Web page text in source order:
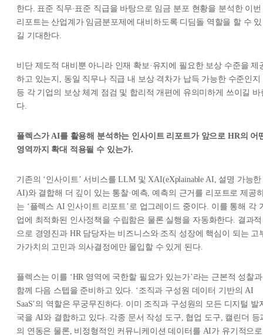
한다. 표준 직무·표준 직급을 바탕으로 임금 분포 현황을 분석한 이번
리포트는 산업계가 임금분포제에 대비하도록 디딤돌 역할을 할 수 있
길 기대한다.
비단 제도적 대비뿐 아니라 인재 확보·유지에 필요한 보상 수준을 제
하고 있는지, 동일 직무나 직급 내 보상 격차가 납득 가능한 수준인지
등 각 기업의 보상 체계 점검 및 합리적 개편에 유의미하게 쓰이길 바
다.
플렉스가 AI를 활용해 분석하는 인사이트 리포트가 앞으로 HR의 어
영역까지 확대 적용될 수 있는가.
기존의 ‘인사이트’ 서비스를 LLM 및 XAI(eXplainable AI, 설명 가능한
AI)와 결합해 더 깊이 있는 통찰·예측, 예측의 근거를 리포트로 제공
는 ‘플렉스 AI 인사이트 리포트’로 업그레이드 중이다. 이를 통해 각
업에 최적화된 인사정책을 수립함은 물론 실행을 자동화한다. 결과적
으로 경영진과 HR 담당자는 비즈니스와 조직 성장에 핵심이 되는 고
가가치의 고민과 의사결정에만 몰입할 수 있게 된다.
플렉스는 이를 ‘HR 영역에 국한할 필요가 있는가’라는 근본적 성찰과
함께 다음 스텝을 준비하고 있다. ‘조직과 구성원 데이터 기반의 AI
SaaS’의 역할은 무궁무진하다. 이미 조직과 구성원의 모든 디지털 발
국을 AI와 결합하고 있다. 각종 문서 작성 도구, 협업 도구, 캘린더 등
의 연동은 물론, 비정형적인 커뮤니케이션 데이터를 AI가 유기적으로